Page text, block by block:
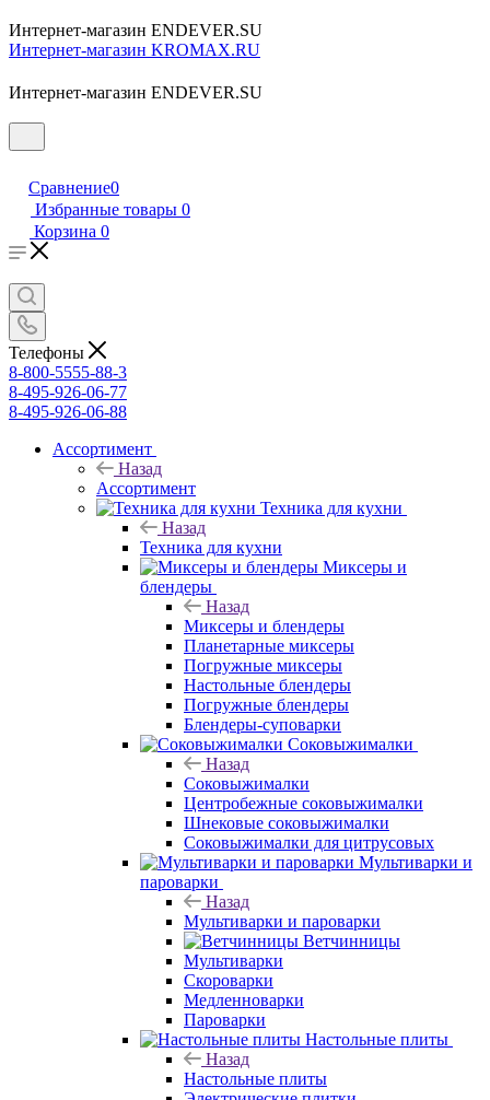
Интернет-магазин ENDEVER.SU
Интернет-магазин KROMAX.RU
Интернет-магазин ENDEVER.SU
Сравнение0
Избранные товары 0
Корзина 0
Телефоны
8-800-5555-88-3
8-495-926-06-77
8-495-926-06-88
Ассортимент
Назад
Ассортимент
Техника для кухни
Назад
Техника для кухни
Миксеры и
блендеры
Назад
Миксеры и блендеры
Планетарные миксеры
Погружные миксеры
Настольные блендеры
Погружные блендеры
Блендеры-суповарки
Соковыжималки
Назад
Соковыжималки
Центробежные соковыжималки
Шнековые соковыжималки
Соковыжималки для цитрусовых
Мультиварки и
пароварки
Назад
Мультиварки и пароварки
Ветчинницы
Мультиварки
Скороварки
Медленноварки
Пароварки
Настольные плиты
Назад
Настольные плиты